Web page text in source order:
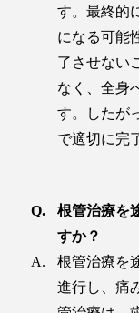
す。最終的
になる可能
了させない
なく、全身
す。したが
で適切に完
根管治療を
すか？
根管治療を
進行し、痛